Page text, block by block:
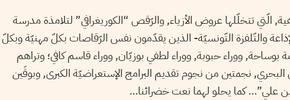
الّتي تتخلّلها عروض الأزياء, والرّقص “الكوريغرافي” لتلامذة مدرسة
والتّلفزة التّونسيّة- الذين يقدّمون نفس الرّقاصات بكلّ مهنيّة وبكلّ
بوساحة, ووراء حبوبة, ووراء لطفي بوزيّان, ووراء قاسم كافي؛ وتراهم
نجمتين من نجوم تقديم البرامج الإستعراضيّة الكبرى, وبوقَين
علي”… كما يحلو لهما نعت خضرائنا…